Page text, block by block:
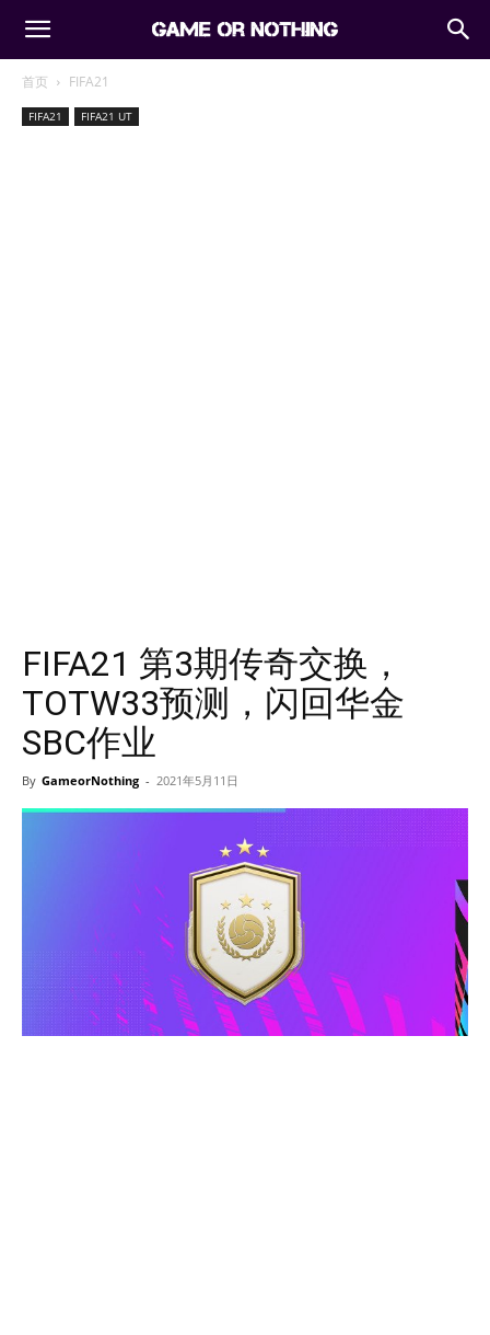
首页 FIFA21
FIFA21 FIFA21 UT
FIFA21 第3期传奇交换，
TOTW33预测，闪回华金
SBC作业
By GameorNothing - 2021年5月11日